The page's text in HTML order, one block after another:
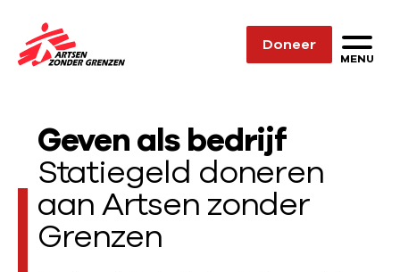
Sla navigatie over
N
Doneer
MENU
Geven als bedrijf
Statiegeld doneren
aan Artsen zonder
Grenzen